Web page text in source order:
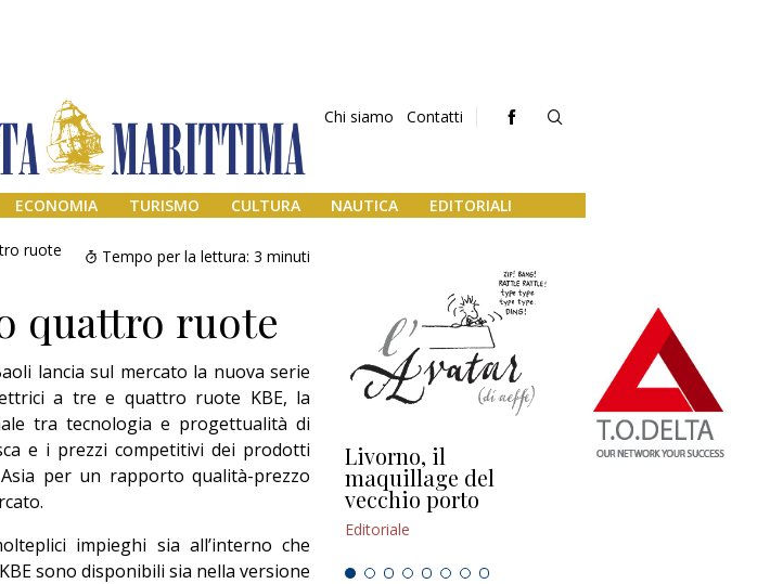
Chi siamo Contatti
ECONOMIA TURISMO CULTURA NAUTICA EDITORIALI
ruote Tempo per la lettura: 3 minuti
quattro ruote
lancia sul mercato la nuova serie
a tre e quattro ruote KBE, la
tra tecnologia e progettualità di
e i prezzi competitivi dei prodotti
per un rapporto qualità-prezzo
impieghi sia all’interno che
sono disponibili sia nella versione
Addio amico
Giorgio
Livorno, il
maquillage del
vecchio porto
Editoriale
L’uscita di scena di